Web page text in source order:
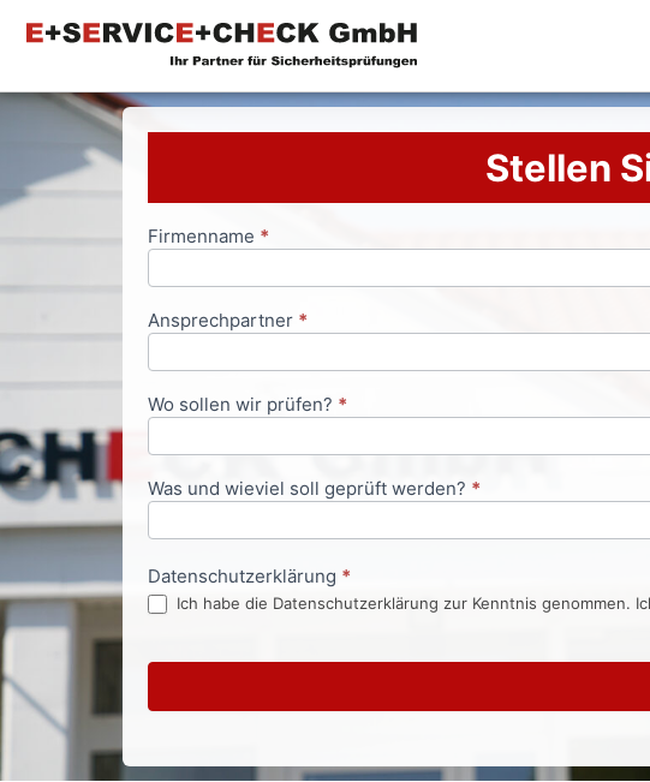
Stellen
Anfrageformular
Firmenname *
Ansprechpartner *
Wo sollen wir prüfen? *
Was und wieviel soll geprüft werden? *
Datenschutzerklärung *
Ich habe die Datenschutzerklärung zur Kenntnis genommen.